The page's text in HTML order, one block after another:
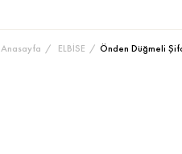
Anasayfa ELBİSE Önden Düğmeli